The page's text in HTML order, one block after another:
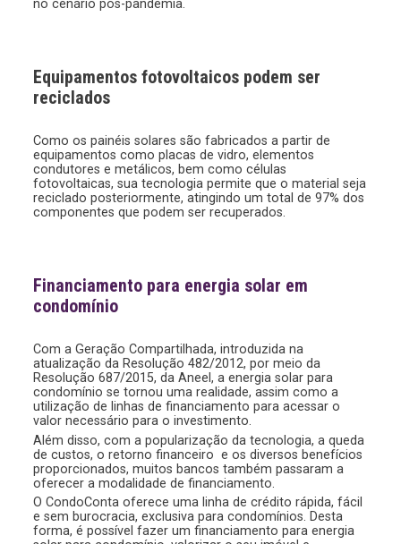
no cenário pós-pandemia.
Equipamentos fotovoltaicos podem ser
reciclados
Como os painéis solares são fabricados a partir de
equipamentos como placas de vidro, elementos
condutores e metálicos, bem como células
fotovoltaicas, sua tecnologia permite que o material seja
reciclado posteriormente, atingindo um total de 97% dos
componentes que podem ser recuperados.
Financiamento para energia solar em
condomínio
Com a Geração Compartilhada, introduzida na
atualização da Resolução 482/2012, por meio da
Resolução 687/2015, da Aneel, a energia solar para
condomínio se tornou uma realidade, assim como a
utilização de linhas de financiamento para acessar o
valor necessário para o investimento.
Além disso, com a popularização da tecnologia, a queda
de custos, o retorno financeiro e os diversos benefícios
proporcionados, muitos bancos também passaram a
oferecer a modalidade de financiamento.
O CondoConta oferece uma linha de crédito rápida, fácil
e sem burocracia, exclusiva para condomínios. Desta
forma, é possível fazer um financiamento para energia